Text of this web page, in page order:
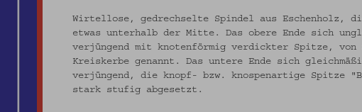
Wirtellose, gedrechselte Spindel aus Eschenholz,
etwas unterhalb der Mitte. Das obere Ende sich
verjüngend mit knotenförmig verdickter Spitze, von
Kreiskerbe genannt. Das untere Ende sich
verjüngend, die knopf- bzw. knospenartige Spitze
stark stufig abgesetzt.